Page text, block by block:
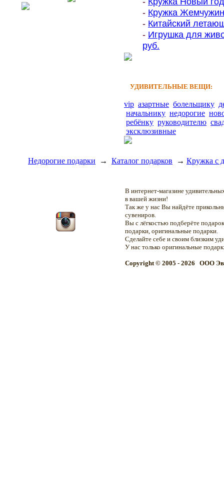
- Кружка
- Китайский
- Игрушка для
руб.
УДИВИТЕЛЬНЫЕ ВЕЩИ:
vip азартные болельщику
начальнику недорогие
ребёнку руководителю
эксклюзивные
Недорогие подарки → Каталог подарков → Кружка с
В интернет-магазине
в вашей жизни!
Так же у нас Вы найдёте
сувениров.
Вы с лёгкостью подберёте
подарки, оригинальные подарки.
Сделайте себе и своим близким
У нас только оригинальные
Copyright © 2005 - 2026 OOO